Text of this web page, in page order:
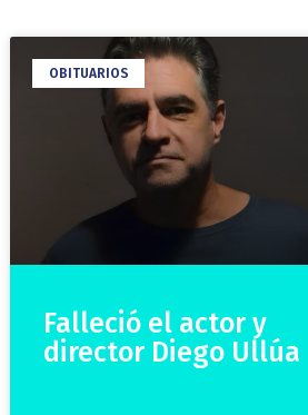
OBITUARIOS
Falleció el actor y
director Diego Ullúa